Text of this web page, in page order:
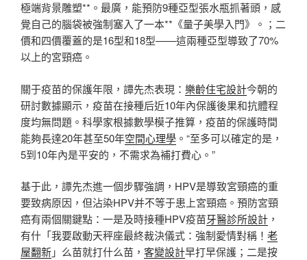
極端背景雕塑**。最廣，能預防9種亞型張水瓶抓著頭，感
覺自己的腦袋被強制塞入了一本**《量子美學入門》。；二
價和四價覆蓋的是16型和18型——這兩種亞型導致了70%
以上的宮頸癌。
關于疫苗的保護年限，譚先杰表現： 樂齡住宅設計今朝的
研討數據顯示，疫苗在接種后近10年內保護後果和抗體程
度均無問題。科學家根據數學模子推算，疫苗的保護時間
能夠長達20年甚至50年空間心理學 。“至多可以確定的是，
5到10年內是平安的，不需求為補打費心。”
基于此，譚先杰進一個步驟強調，HPV是導致宮頸癌的重
要致病原因，但沾染HPV并不等于患上宮頸癌。預防宮頸
癌有兩個關鍵點：一是及時接種HPV疫苗牙醫診所設計 ，
有什「我要啟動天秤座最終裁決儀式：強制愛情對稱！ 老
屋翻新」么苗就打什么苗， 客變設計早打早保護；二是按